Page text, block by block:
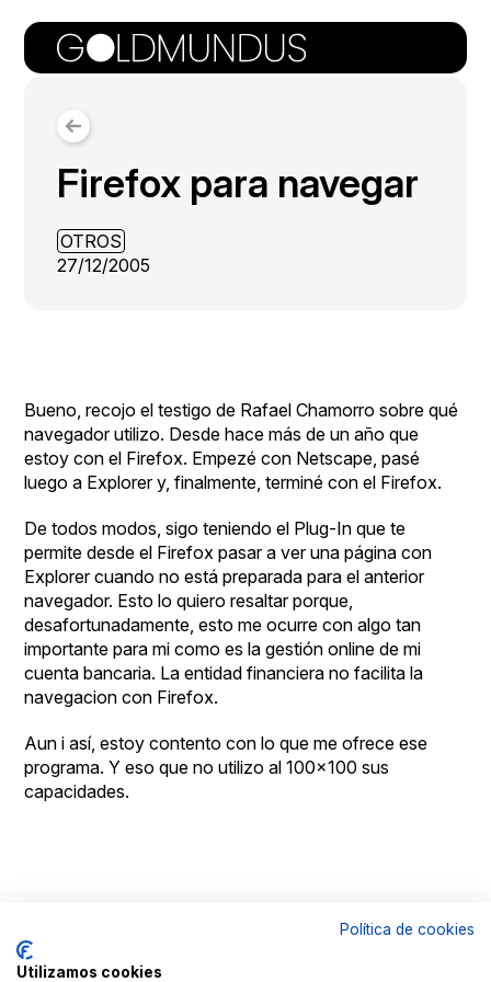
Firefox para navegar
OTROS
27/12/2005
Bueno, recojo el testigo de Rafael Chamorro sobre qué
navegador utilizo. Desde hace más de un año que
estoy con el Firefox. Empezé con Netscape, pasé
luego a Explorer y, finalmente, terminé con el Firefox.
De todos modos, sigo teniendo el Plug-In que te
permite desde el Firefox pasar a ver una página con
Explorer cuando no está preparada para el anterior
navegador. Esto lo quiero resaltar porque,
desafortunadamente, esto me ocurre con algo tan
importante para mi como es la gestión online de mi
cuenta bancaria. La entidad financiera no facilita la
navegacion con Firefox.
Aun i así, estoy contento con lo que me ofrece ese
programa. Y eso que no utilizo al 100×100 sus
capacidades.
ByPolítica de cookies
Utilizamos cookies